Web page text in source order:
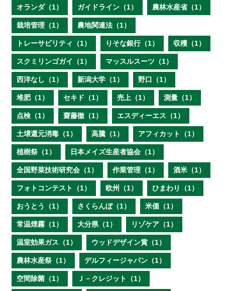
オランダ（1） ガイドライン（1） 農林水産省（1）
栽培管理（1） 農地関連法（1）
トレーサビリティ（1） りそな銀行（1） 収穫（1）
スクミリンゴガイ（1） マッスルスーツ（1）
西洋なし（1） 新潟大学（1） 野口（1）
堆肥（1） セキド（1） 売上（1） 測量（1）
点検（1） 齋藤徹（1） エスディーエス（1）
土壌還元消毒（1） 高騰（1） アフィカット（1）
植樹祭（1） 日本メイズ生産者協会（1）
全国野菜技術研究会（1） 作業管理（1） 酒米（1）
フォトコンテスト（1） 欧州（1） ひまわり（1）
おうとう（1） さくらんぼ（1） 米価（1）
常温煙霧（1） 大分県（1） リゾケア（1）
温室効果ガス（1） ウッドデザイン賞（1）
農林水産祭（1） デルフィージャパン（1）
空間除菌（1） Ｊ－クレジット（1）